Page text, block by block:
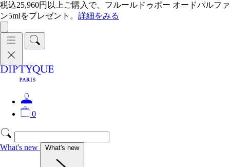
税込25,960円以上ご購入で、フルールドゥポー オードパルファ
ン5mlをプレゼント。 詳細をみる
0
What's new What's new